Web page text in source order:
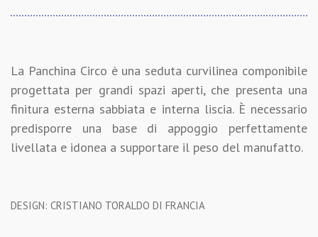
La Panchina Circo è una seduta curvilinea componibile
progettata per grandi spazi aperti, che presenta una
finitura esterna sabbiata e interna liscia. È necessario
predisporre una base di appoggio perfettamente
livellata e idonea a supportare il peso del manufatto.
DESIGN: CRISTIANO TORALDO DI FRANCIA